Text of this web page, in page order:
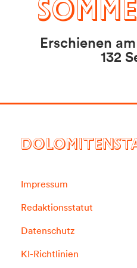
Erschienen
132
Impressum
Redaktionsstatut
Datenschutz
KI-Richtlinien